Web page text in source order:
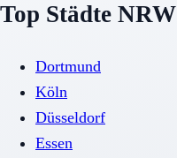
Top Städte NRW
Dortmund
Köln
Düsseldorf
Essen